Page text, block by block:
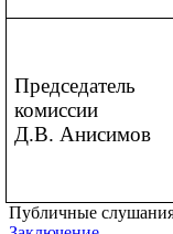
Председатель
Д.В. Анисимов
Публичные